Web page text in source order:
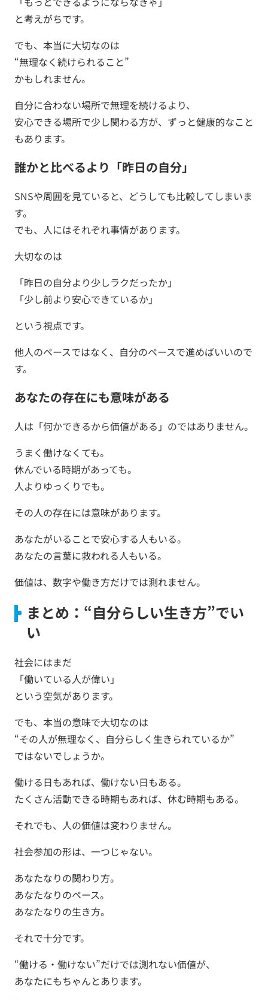
と考えがちです。
でも、本当に大切なのは
“無理なく続けられること”
かもしれません。
自分に合わない場所で無理を続けるより、
安心できる場所で少し関わる方が、ずっと健康的なこと
もあります。
誰かと比べるより「昨日の自分」
SNSや周囲を見ていると、どうしても比較してしまいま
す。
でも、人にはそれぞれ事情があります。
大切なのは
「昨日の自分より少しラクだったか」
「少し前より安心できているか」
という視点です。
他人のペースではなく、自分のペースで進めばいいので
す。
あなたの存在にも意味がある
人は「何かできるから価値がある」のではありません。
うまく働けなくても。
休んでいる時期があっても。
人よりゆっくりでも。
その人の存在には意味があります。
あなたがいることで安心する人もいる。
あなたの言葉に救われる人もいる。
価値は、数字や働き方だけでは測れません。
まとめ：“自分らしい生き方”でい
い
社会にはまだ
「働いている人が偉い」
という空気があります。
でも、本当の意味で大切なのは
“その人が無理なく、自分らしく生きられているか”
ではないでしょうか。
働ける日もあれば、働けない日もある。
たくさん活動できる時期もあれば、休む時期もある。
それでも、人の価値は変わりません。
社会参加の形は、一つじゃない。
あなたなりの関わり方。
あなたなりのペース。
あなたなりの生き方。
それで十分です。
“働ける・働けない”だけでは測れない価値が、
あなたにもちゃんとあります。